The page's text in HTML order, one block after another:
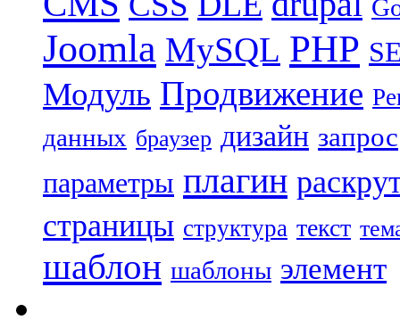
Joomla MySQL PHP
Модуль Продвижение
данных браузер дизайн запрос
параметры плагин
страницы структура текст
шаблон шаблоны элемент